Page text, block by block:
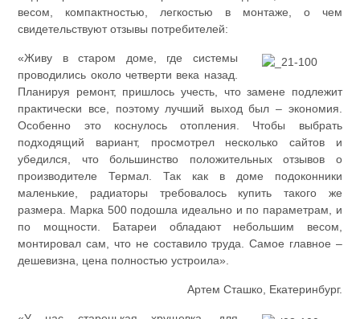
весом, компактностью, легкостью в монтаже, о чем
свидетельствуют отзывы потребителей:
«Живу в старом доме, где системы
проводились около четверти века назад.
Планируя ремонт, пришлось учесть, что замене подлежит
практически все, поэтому лучший выход был – экономия.
Особенно это коснулось отопления. Чтобы выбрать
подходящий вариант, просмотрел несколько сайтов и
убедился, что большинство положительных отзывов о
производителе Термал. Так как в доме подоконники
маленькие, радиаторы требовалось купить такого же
размера. Марка 500 подошла идеально и по параметрам, и
по мощности. Батареи обладают небольшим весом,
монтировал сам, что не составило труда. Самое главное –
дешевизна, цена полностью устроила».
Артем Сташко, Екатеринбург.